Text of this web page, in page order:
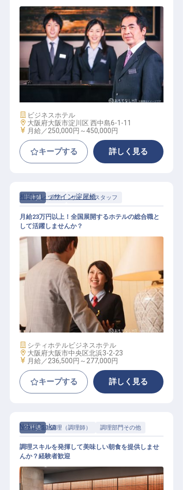
ホテル副支配人・マネージャー候補
施設業態
ビジネスホテル
勤務地
大阪府大阪市淀川区 西中島6-1-11
給与
月給／250,000円～450,000円
キープする 詳しく見る
正社員 宿泊 サービススタッフ
総合職（ホテル運営業務）
相鉄フレッサイン 淀屋橋
月給23万円以上！全国展開するホテルの総合職と
して活躍しませんか？
施設業態
シティホテルビジネスホテル
勤務地
大阪府大阪市中央区北浜3-2-23
給与
月給／236,500円～ 277,000円
キープする 詳しく見る
正社員 調理（調理師） 調理部門その他
Noku Osaka
調理スキルを発揮して美味しい朝食を提供しませ
んか？経験者歓迎